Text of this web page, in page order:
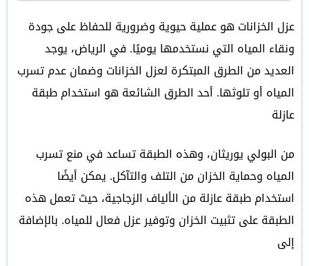
عزل الخزانات هو عملية حيوية وضرورية للحفاظ على جودة
ونقاء المياه التي نستخدمها يوميًا. في الرياض، يوجد
العديد من الطرق المبتكرة لعزل الخزانات وضمان عدم تسرب
المياه أو تلوثها. أحد الطرق الشائعة هو استخدام طبقة
عازلة
من البولي يوريثان، وهذه الطبقة تساعد في منع تسرب
المياه وحماية الخزان من التلف والتآكل. يمكن أيضًا
استخدام طبقة عازلة من الألياف الزجاجية، حيث تعمل هذه
الطبقة على تثبيت الخزان وتوفير عزل فعال للمياه. بالإضافة
إلى